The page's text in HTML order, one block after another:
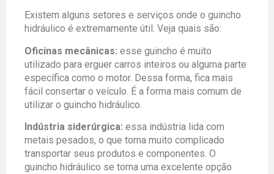
Existem alguns setores e serviços onde o guincho
hidráulico é extremamente útil. Veja quais são:
Oficinas mecânicas: esse guincho é muito
utilizado para erguer carros inteiros ou alguma parte
específica como o motor. Dessa forma, fica mais
fácil consertar o veículo. É a forma mais comum de
utilizar o guincho hidráulico.
Indústria siderúrgica: essa indústria lida com
metais pesados, o que torna muito complicado
transportar seus produtos e componentes. O
guincho hidráulico se torna uma excelente opção